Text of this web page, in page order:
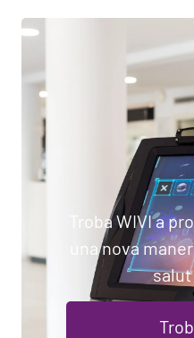
Troba WIVI a
una nova